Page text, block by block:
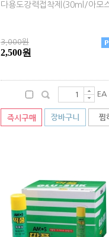
다용도강력접착제(30ml/아모
3,000원
2,500원
EA